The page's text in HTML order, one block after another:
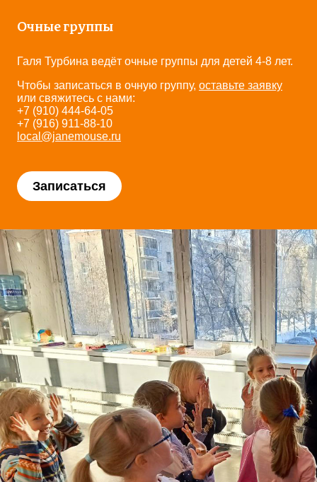
Очные группы
Галя Турбина ведёт очные группы для детей 4-8 лет.
Чтобы записаться в очную группу, оставьте заявку
или свяжитесь с нами:
+7 (910) 444-64-05
+7 (916) 911-88-10
local@janemouse.ru
Записаться